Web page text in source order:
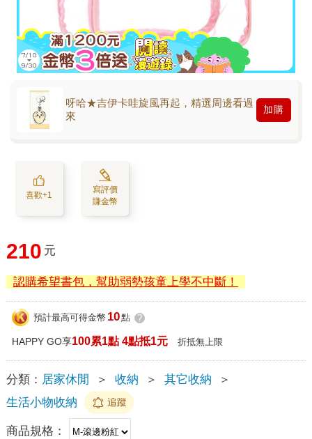
呀哈★吉伊卡哇旋風再起，精選周邊看過
來
加購
喜歡+1
寫評價
賺金幣
210 元
認購希望書包，幫助弱勢孩童上學不中斷！
預計最高可得金幣 10點 ?
HAPPY GO享100累1點 4點抵1元 折抵無上限
分類： 居家休閒 ＞ 收納 ＞ 其它收納
＞
生活小物收納
追蹤
商品規格：